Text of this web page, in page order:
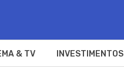
& TV INVESTIMENTOS